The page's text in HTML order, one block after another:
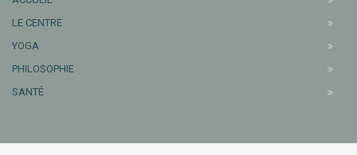
LE CENTRE
YOGA
PHILOSOPHIE
SANTÉ